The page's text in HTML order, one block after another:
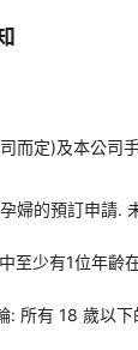
而定)及本公司
的預訂申請
少有1位年
所有 18 歲以